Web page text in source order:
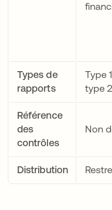
Types de
rapports
Type
type 2
Référence
des
contrôles
Non
Distribution